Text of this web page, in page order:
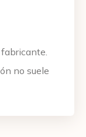
no suele